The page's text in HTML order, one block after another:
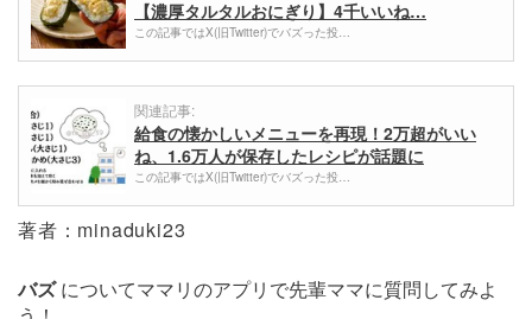
【濃厚タルタルおにぎり】4千いいね…
この記事ではX(旧Twitter)でバズった投…
関連記事:
給食の懐かしいメニューを再現！2万超がいい
ね、1.6万人が保存したレシピが話題に
この記事ではX(旧Twitter)でバズった投…
著者：minaduki23
バズについてママリのアプリで先輩ママに質問してみよ